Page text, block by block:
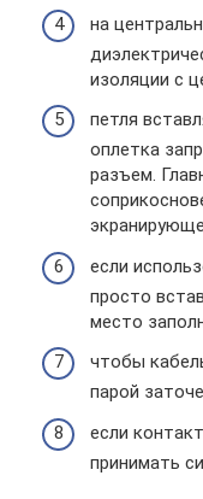
на
изоляции с
петля
оплетка
разъем.
если
просто
место
чтобы
парой
если
принимать